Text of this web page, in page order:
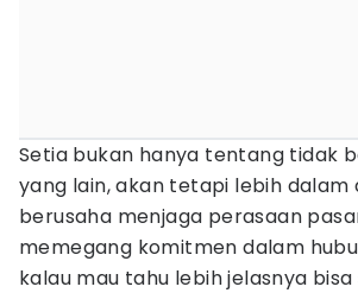
Setia bukan hanya tentang tidak
yang lain, akan tetapi lebih dalam
berusaha menjaga perasaan
memegang komitmen dalam
kalau mau tahu lebih jelasnya